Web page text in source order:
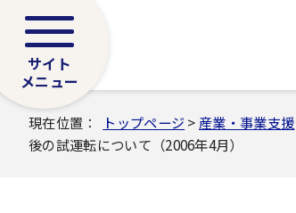
サイト
メニュー
現在位置： トップページ > 産業・事業支援
後の試運転について（2006年4月）